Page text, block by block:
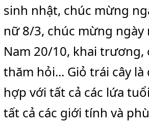
sinh nhật, chúc mừng
nữ 8/3, chúc mừng ngày
Nam 20/10, khai trương,
thăm hỏi... Giỏ trái cây
hợp với tất cả các lứa
tất cả các giới tính và